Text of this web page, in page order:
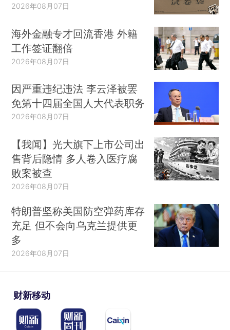
2026年08月07日
海外金融专才回流香港 外籍
工作签证翻倍
2026年08月07日
因严重违纪违法 李云泽被罢
免第十四届全国人大代表职务
2026年08月07日
【我闻】光大旗下上市公司出
售背后隐情 多人卷入医疗腐
败案被查
2026年08月07日
特朗普坚称美国防空弹药库存
充足 但不会向乌克兰提供更
多
2026年08月07日
财新移动